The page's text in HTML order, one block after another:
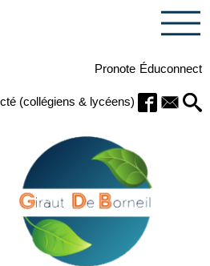
Pronote Éduconnect
(collégiens & lycéens)